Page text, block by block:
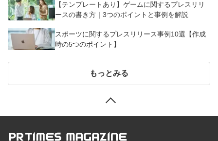
【テンプレートあり】ゲームに関するプレスリリ
ースの書き方｜3つのポイントと事例を解説
スポーツに関するプレスリリース事例10選【作成
時の5つのポイント】
もっとみる